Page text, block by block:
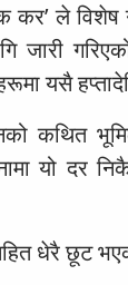
कर’ ले
जारी
यसै
कथित
यो दर
धेरै छूट